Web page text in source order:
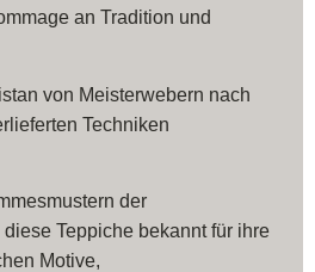
an Tradition und
von Meisterwebern nach
Techniken
der
Teppiche bekannt für ihre
Motive,